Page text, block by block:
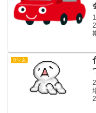
サレ女